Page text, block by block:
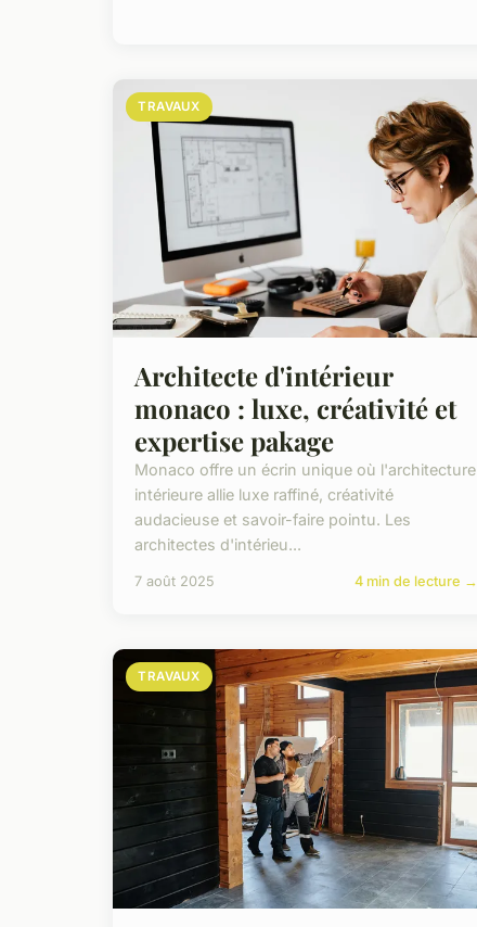
TRAVAUX
Architecte d'intérieur
monaco : luxe, créativité et
expertise pakage
Monaco offre un écrin unique où l'architecture
intérieure allie luxe raffiné, créativité
audacieuse et savoir-faire pointu. Les
architectes d'intérieu...
7 août 2025 4 min de lecture →
TRAVAUX